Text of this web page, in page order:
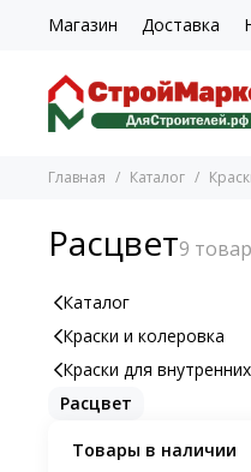
Магазин Доставка
Главная Каталог
Расцвет
Каталог
Краски и колеровка
Краски для
Расцвет
Товары в наличии